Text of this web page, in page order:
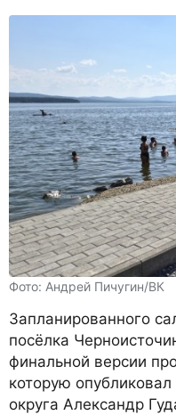
Фото: Андрей Пичугин/ВК
Запланированного
посёлка
финальной версии
которую опубликовал
округа Александр